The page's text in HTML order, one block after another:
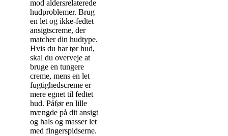
mod aldersrelaterede
hudproblemer. Brug
en let og ikke-fedtet
ansigtscreme, der
matcher din hudtype.
Hvis du har tør hud,
skal du overveje at
bruge en tungere
creme, mens en let
fugtighedscreme er
mere egnet til fedtet
hud. Påfør en lille
mængde på dit ansigt
og hals og masser let
med fingerspidserne.